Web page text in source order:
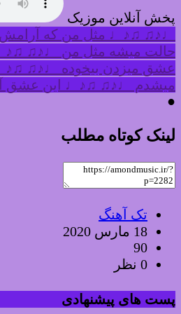
پخش آنلاین موزیک
♩♪♫ ♫♪♩ مثل من که
حالت میشه مثل من ♩♪♫ ♫♪♩
عشق میزدن بیخوده ♩♪♫
میشدم ♩♪♫ ♫♪♩ این عشق
●
لینک کوتاه مطلب
تک آهنگ
18 مارس 2020
90
0 نظر
پست های پیشنهادی